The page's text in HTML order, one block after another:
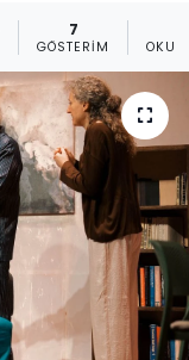
7
GÖSTERIM